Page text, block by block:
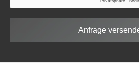
Anfrage